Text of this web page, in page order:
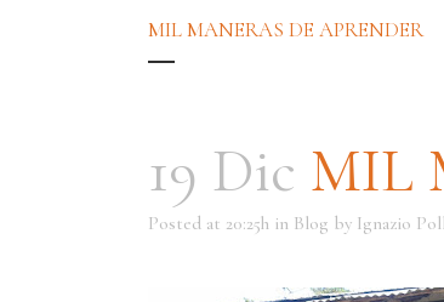
MIL MANERAS DE APRENDER
19 Dic MIL
Posted at 20:25h in Blog by Ignazio